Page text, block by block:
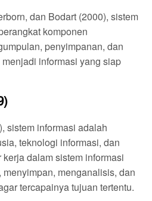
dan Bodart (2000), sistem
komponen
penyimpanan, dan
informasi yang siap
sistem informasi adalah
teknologi informasi, dan
dalam sistem informasi
menganalisis, dan
tercapainya tujuan tertentu.